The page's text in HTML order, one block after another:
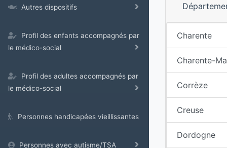
Autres dispositifs
Profil des enfants accompagnés par
le médico-social
Profil des adultes accompagnés par
le médico-social
Personnes handicapées vieillissantes
Personnes avec autisme/TSA
Charente
Charente-
Corrèze
Creuse
Dordogne